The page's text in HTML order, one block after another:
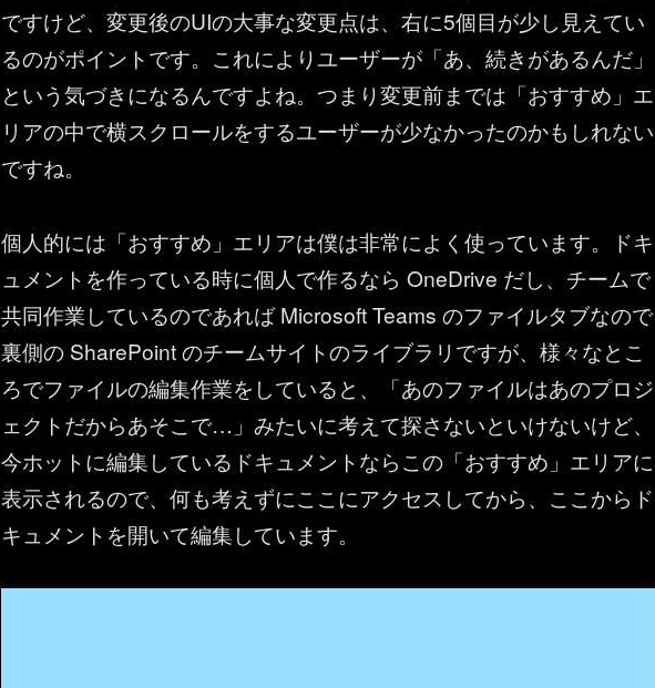
ですけど、変更後のUIの大事な変更点は、右に5個目が少し見えてい
るのがポイントです。これによりユーザーが「あ、続きがあるんだ」
という気づきになるんですよね。つまり変更前までは「おすすめ」エ
リアの中で横スクロールをするユーザーが少なかったのかもしれない
ですね。
個人的には「おすすめ」エリアは僕は非常によく使っています。ドキ
ュメントを作っている時に個人で作るなら OneDrive だし、チームで
共同作業しているのであれば Microsoft Teams のファイルタブなので
裏側の SharePoint のチームサイトのライブラリですが、様々なとこ
ろでファイルの編集作業をしていると、「あのファイルはあのプロジ
ェクトだからあそこで…」みたいに考えて探さないといけないけど、
今ホットに編集しているドキュメントならこの「おすすめ」エリアに
表示されるので、何も考えずにここにアクセスしてから、ここからド
キュメントを開いて編集しています。